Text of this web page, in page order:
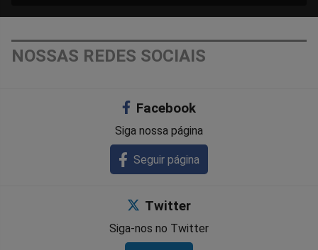
NOSSAS REDES SOCIAIS
Facebook
Siga nossa página
Seguir página
Twitter
Siga-nos no Twitter